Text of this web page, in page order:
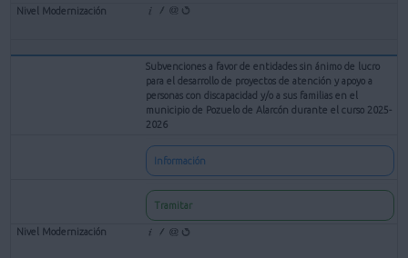
Subvenciones a favor de entidades sin ánimo de lucro
para el desarrollo de proyectos de atención y apoyo a
personas con discapacidad y/o a sus familias en el
municipio de Pozuelo de Alarcón durante el curso 2025-
2026
Información
Tramitar